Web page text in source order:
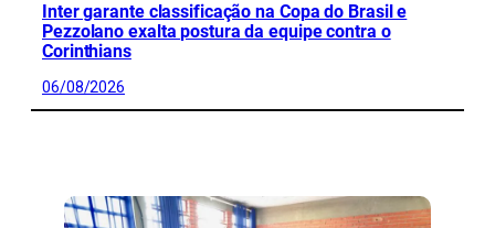
Inter garante classificação na Copa do Brasil e
Pezzolano exalta postura da equipe contra o
Corinthians
06/08/2026